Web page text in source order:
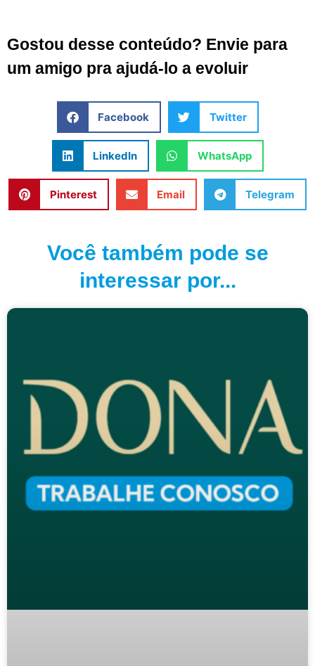
Gostou desse conteúdo? Envie para
um amigo pra ajudá-lo a evoluir
Facebook Twitter
LinkedIn WhatsApp
Pinterest Email Telegram
Você também pode se
interessar por...